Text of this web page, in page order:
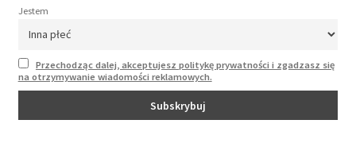
Jestem
Przechodząc dalej, akceptujesz politykę prywatności i zgadzasz się
na otrzymywanie wiadomości reklamowych.